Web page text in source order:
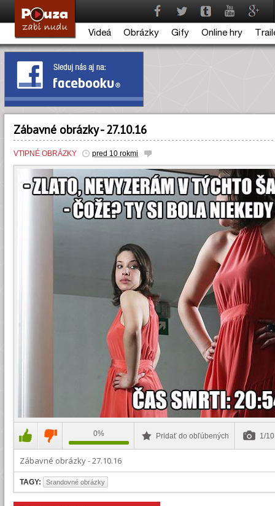
Videá Obrázky Gify Online hry
Zábavné obrázky - 27.10.16
VTIPNÉ OBRÁZKY pred 10 rokmi
0% Pridať do obľúbených 1/
Zábavné obrázky - 27.10.16
TAGY: Srandovné obrázky